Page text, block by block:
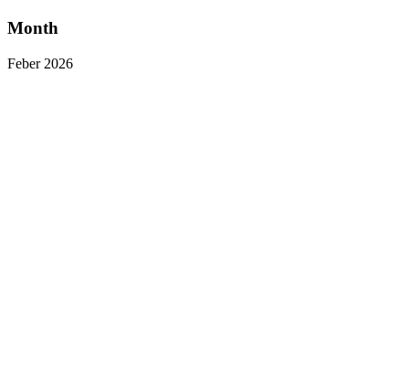
Month
Feber 2026